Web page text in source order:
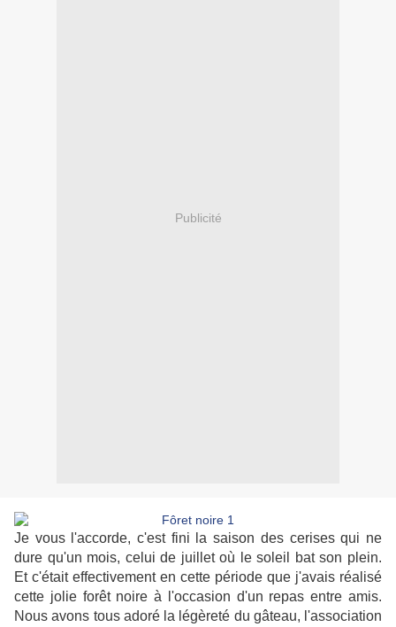
Publicité
Je vous l'accorde, c'est fini la saison des cerises qui ne
dure qu'un mois, celui de juillet où le soleil bat son plein.
Et c'était effectivement en cette période que j'avais réalisé
cette jolie forêt noire à l'occasion d'un repas entre amis.
Nous avons tous adoré la légèreté du gâteau, l'association